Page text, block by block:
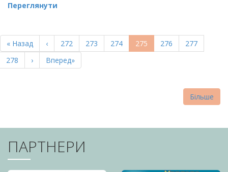
Переглянути
НА
СТОРІНКИ
Перша
сторінка
« Назад
Попередня
сторінка
‹ Page
272 Page
273 Page
274
Поточна
сторінка
275 Page
276 Page
277
Page
278
Наступна
сторінка
›
Остання
сторінка
Вперед»
Більше
ПАРТНЕРИ